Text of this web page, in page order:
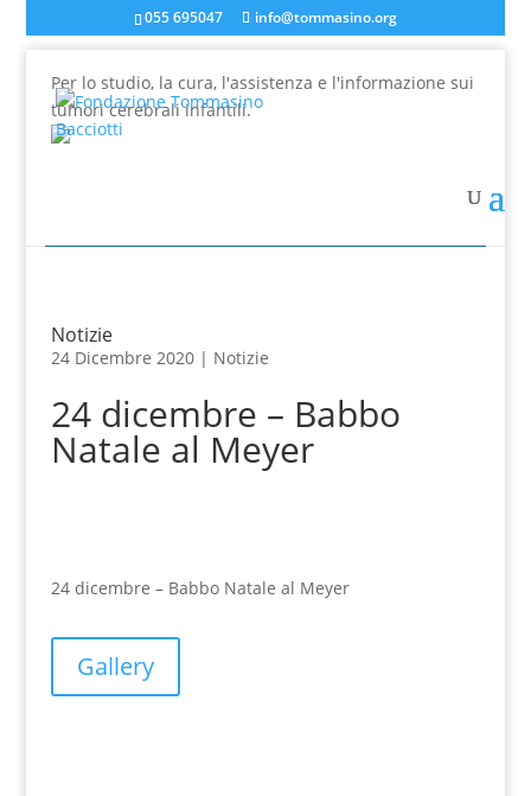
mail a info@tommasino.org o chiamare lo 055 695047
055 695047 info@tommasino.org
Per lo studio, la cura, l'assistenza e l'informazione sui
tumori cerebrali infantili.
Notizie
24 Dicembre 2020 | Notizie
24 dicembre – Babbo
Natale al Meyer
24 dicembre – Babbo Natale al Meyer
Gallery